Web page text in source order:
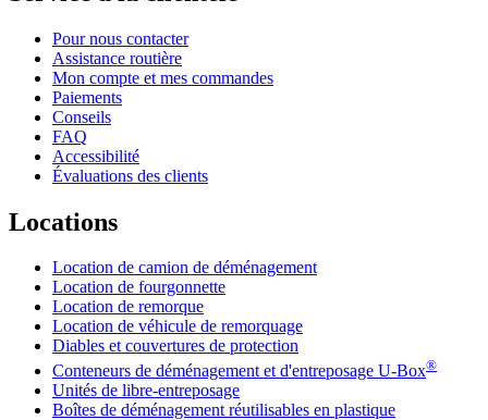
Pour nous contacter
Assistance routière
Mon compte et mes commandes
Paiements
Conseils
FAQ
Accessibilité
Évaluations des clients
Locations
Location de camion de déménagement
Location de fourgonnette
Location de remorque
Location de véhicule de remorquage
Diables et couvertures de protection
Conteneurs de déménagement et d'entreposage U-Box®
Unités de libre-entreposage
Boîtes de déménagement réutilisables en plastique